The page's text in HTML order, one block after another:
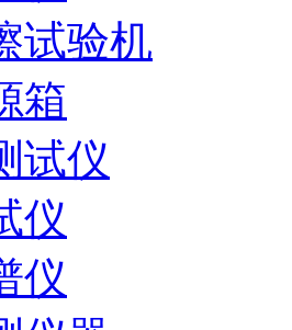
试验机
箱
试仪
仪
仪